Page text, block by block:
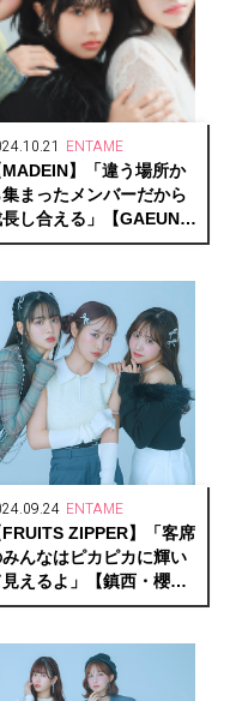
ENTAME
MADEIN】「違う場所か
集まったメンバーだから
長し合える」【GAEUN、
、NAGOMI編】
ENTAME
FRUITS ZIPPER】「客席
んなはピカピカに輝い
えるよ」【鎮西・櫻
仲川編】